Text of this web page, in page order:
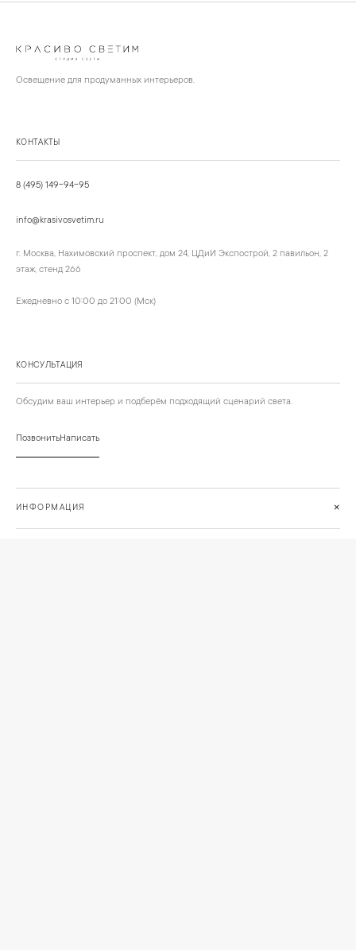
Освещение для продуманных интерьеров.
КОНТАКТЫ
8 (495) 149-94-95
info@krasivosvetim.ru
г. Москва, Нахимовский проспект, дом 24, ЦДиИ Экспострой, 2 павильон, 2
этаж, стенд 266
Ежедневно с 10:00 до 21:00 (Мск)
КОНСУЛЬТАЦИЯ
Обсудим ваш интерьер и подберём подходящий сценарий света.
ПозвонитьНаписать
ИНФОРМАЦИЯ +